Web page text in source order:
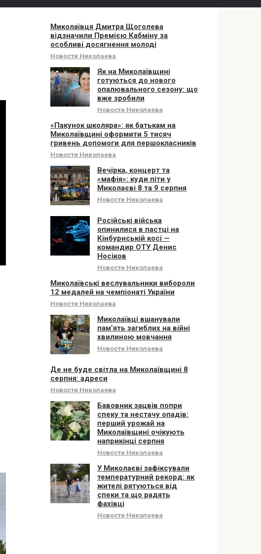
Миколаївця Дмитра Щоголева
відзначили Премією Кабміну за
особливі досягнення молоді
Новости Николаева
Як на Миколаївщині
готуються до нового
опалювального сезону: що
вже зробили
Новости Николаева
«Пакунок школяра»: як батькам на
Миколаївщині оформити 5 тисяч
гривень допомоги для першокласників
Новости Николаева
Вечірка, концерт та
«мафія»: куди піти у
Миколаєві 8 та 9 серпня
Новости Николаева
Російські війська
опинилися в пастці на
Кінбурнській косі —
командир ОТУ Денис
Носіков
Новости Николаева
Миколаївські веслувальники вибороли
12 медалей на чемпіонаті України
Новости Николаева
Миколаївці вшанували
памʼять загиблих на війні
хвилиною мовчання
Новости Николаева
Де не буде світла на Миколаївщині 8
серпня: адреси
Новости Николаева
Бавовник зацвів попри
спеку та нестачу опадів:
перший урожай на
Миколаївщині очікують
наприкінці серпня
Новости Николаева
У Миколаєві зафіксували
температурний рекорд: як
жителі рятуються від
спеки та що радять
фахівці
Новости Николаева